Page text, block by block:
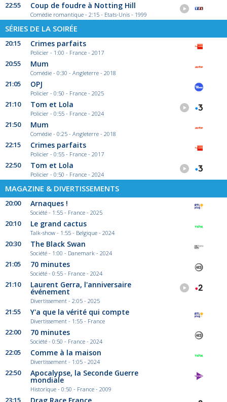
22:55 Coup de foudre à Notting Hill
Comédie romantique - 2:15 - Etats-Unis - 1999
SÉRIES DE LA SOIRÉE
20:15 Crimes parfaits
Policier - 1:00 - France - 2017
20:55 Mum
Comédie - 0:30 - Angleterre - 2018
21:05 OPJ
Policier - 0:50 - France - 2025
21:10 Tom et Lola
Policier - 0:55 - France - 2024
21:50 Mum
Comédie - 0:25 - Angleterre - 2018
22:15 Crimes parfaits
Policier - 0:55 - France - 2017
22:50 Tom et Lola
Policier - 0:50 - France - 2024
MAGAZINE & DIVERTISSEMENTS
20:00 Arnaques !
Société - 1:55 - France - 2025
20:10 Le grand cactus
Talk-show - 1:55 - Belgique - 2024
20:30 The Black Swan
Société - 1:00 - Danemark - 2024
21:05 70 minutes
Société - 0:55 - France - 2024
21:10 Laurent Gerra, l'anniversaire
événement
Divertissement - 2:05 - 2025
21:55 Y'a que la vérité qui compte
Divertissement - 1:55 - France
22:00 70 minutes
Société - 0:50 - France - 2024
22:05 Comme à la maison
Divertissement - 1:05 - 2024
22:50 Apocalypse, la Seconde Guerre
mondiale
Historique - 0:50 - France - 2009
23:15